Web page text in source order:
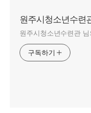
원주시청소년수련
원주시청소년수련관
구독하기